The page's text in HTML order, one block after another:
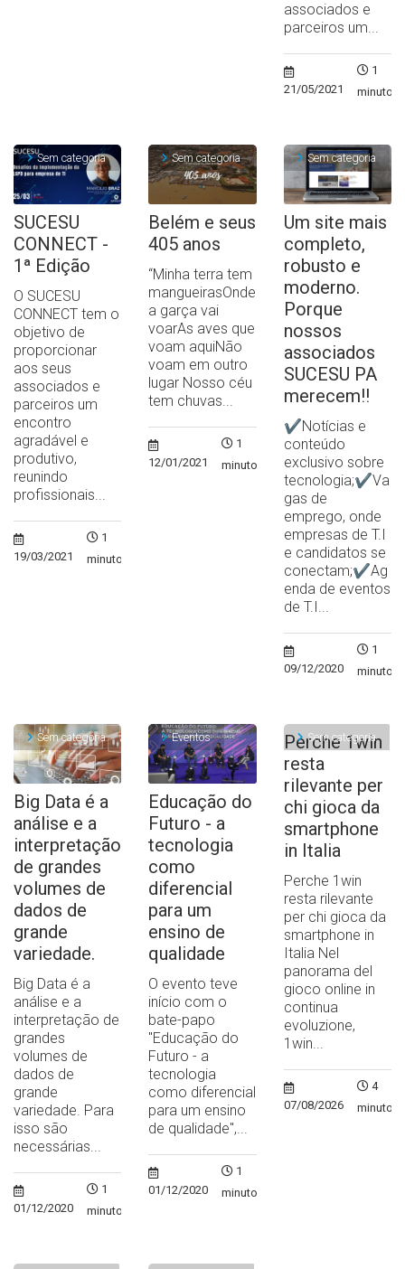
associados e
parceiros um...
21/05/2021
1
minuto
Sem categoria
SUCESU
CONNECT -
1ª Edição
O SUCESU
CONNECT tem o
objetivo de
proporcionar
aos seus
associados e
parceiros um
encontro
agradável e
produtivo,
reunindo
profissionais...
19/03/2021
1
minuto
Sem categoria
Belém e seus
405 anos
“Minha terra tem
mangueirasOnde
a garça vai
voarAs aves que
voam aquiNão
voam em outro
lugar Nosso céu
tem chuvas...
12/01/2021
1
minuto
Sem categoria
Um site mais
completo,
robusto e
moderno.
Porque
nossos
associados
SUCESU PA
merecem!!
✔Notícias e
conteúdo
exclusivo sobre
tecnologia;✔Va
gas de
emprego, onde
empresas de T.I
e candidatos se
conectam;✔Ag
enda de eventos
de T.I...
09/12/2020
1
minuto
Sem categoria
Big Data é a
análise e a
interpretação
de grandes
volumes de
dados de
grande
variedade.
Big Data é a
análise e a
interpretação de
grandes
volumes de
dados de
grande
variedade. Para
isso são
necessárias...
01/12/2020
1
minuto
Eventos
Educação do
Futuro - a
tecnologia
como
diferencial
para um
ensino de
qualidade
O evento teve
início com o
bate-papo
"Educação do
Futuro - a
tecnologia
como diferencial
para um ensino
de qualidade",...
01/12/2020
1
minuto
Sem categoria
Perche 1win
resta
rilevante per
chi gioca da
smartphone
in Italia
Perche 1win
resta rilevante
per chi gioca da
smartphone in
Italia Nel
panorama del
gioco online in
continua
evoluzione,
1win...
07/08/2026
4
minutos